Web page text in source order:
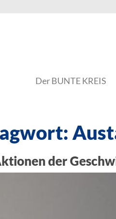
Der BUNTE KREIS
der